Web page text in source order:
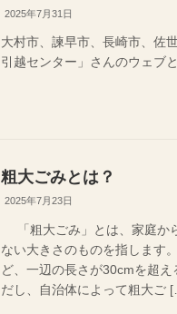
2025年7月31日
大村市、諫早市、長崎市、佐
引越センター」さんのウェブ
粗大ごみとは？
2025年7月23日
「粗大ごみ」とは、家庭か
ない大きさのものを指します
ど、一辺の長さが30cmを超
だし、自治体によって粗大ご